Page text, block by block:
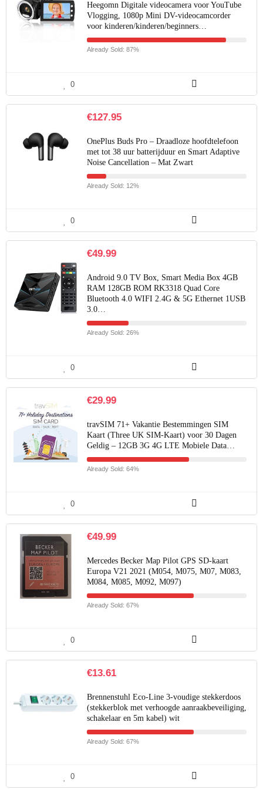
Heegomn Digitale videocamera voor YouTube
Vlogging, 1080p Mini DV-videocamcorder
voor kinderen/kinderen/beginners…
Already Sold: 87%
0
€127.95
OnePlus Buds Pro – Draadloze hoofdtelefoon
met tot 38 uur batterijduur en Smart Adaptive
Noise Cancellation – Mat Zwart
Already Sold: 12%
0
€49.99
Android 9.0 TV Box, Smart Media Box 4GB
RAM 128GB ROM RK3318 Quad Core
Bluetooth 4.0 WIFI 2.4G & 5G Ethernet 1USB
3.0…
Already Sold: 26%
0
€29.99
travSIM 71+ Vakantie Bestemmingen SIM
Kaart (Three UK SIM-Kaart) voor 30 Dagen
Geldig – 12GB 3G 4G LTE Mobiele Data…
Already Sold: 64%
0
€49.99
Mercedes Becker Map Pilot GPS SD-kaart
Europa V21 2021 (M054, M075, M07, M083,
M084, M085, M092, M097)
Already Sold: 67%
0
€13.61
Brennenstuhl Eco-Line 3-voudige stekkerdoos
(stekkerblok met verhoogde aanraakbeveiliging,
schakelaar en 5m kabel) wit
Already Sold: 67%
0